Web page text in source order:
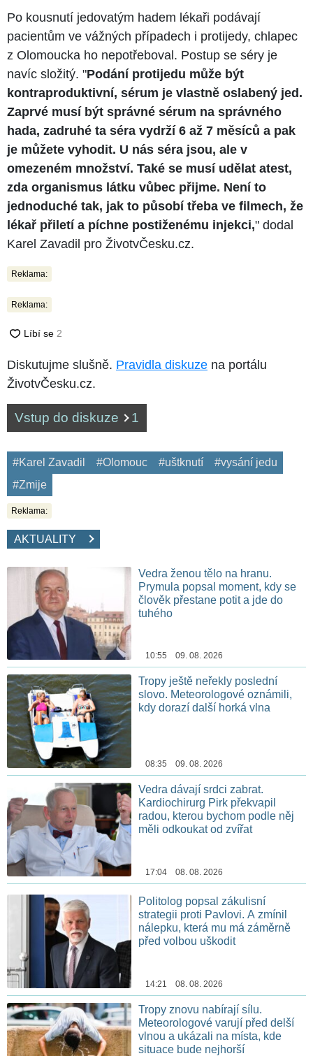
Po kousnutí jedovatým hadem lékaři podávají
pacientům ve vážných případech i protijedy, chlapec
z Olomoucka ho nepotřeboval. Postup se séry je
navíc složitý. "Podání protijedu může být
kontraproduktivní, sérum je vlastně oslabený jed.
Zaprvé musí být správné sérum na správného
hada, zadruhé ta séra vydrží 6 až 7 měsíců a pak
je můžete vyhodit. U nás séra jsou, ale v
omezeném množství. Také se musí udělat atest,
zda organismus látku vůbec přijme. Není to
jednoduché tak, jak to působí třeba ve filmech, že
lékař přiletí a píchne postiženému injekci," dodal
Karel Zavadil pro ŽivotvČesku.cz.
Reklama:
Reklama:
Diskutujme slušně. Pravidla diskuze na portálu
ŽivotvČesku.cz.
Vstup do diskuze 1
#Karel Zavadil #Olomouc #uštknutí
#vysání jedu
#Zmije
Reklama:
AKTUALITY
Vedra ženou tělo na hranu.
Prymula popsal moment, kdy se
člověk přestane potit a jde do
tuhého
10:55 09. 08. 2026
Tropy ještě neřekly poslední
slovo. Meteorologové oznámili,
kdy dorazí další horká vlna
08:35 09. 08. 2026
Vedra dávají srdci zabrat.
Kardiochirurg Pirk překvapil
radou, kterou bychom podle něj
měli odkoukat od zvířat
17:04 08. 08. 2026
Politolog popsal zákulisní
strategii proti Pavlovi. A zmínil
nálepku, která mu má záměrně
před volbou uškodit
14:21 08. 08. 2026
Tropy znovu nabírají sílu.
Meteorologové varují před delší
vlnou a ukázali na místa, kde
situace bude nejhorší